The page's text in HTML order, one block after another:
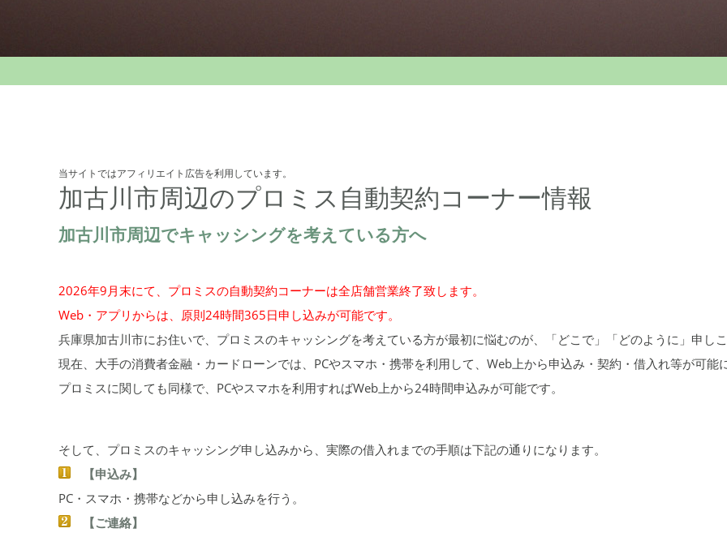
当サイトではアフィリエイト広告を利用しています。
加古川市周辺のプロミス自動契約コーナー情報
加古川市周辺でキャッシングを考えている方へ
2026年9月末にて、プロミスの自動契約コーナーは全店舗営業終了致します。
Web・アプリからは、原則24時間365日申し込みが可能です。
兵庫県加古川市にお住いで、プロミスのキャッシングを考えている方が最初に悩むのが、「どこで」「どのように」申し
現在、大手の消費者金融・カードローンでは、PCやスマホ・携帯を利用して、Web上から申込み・契約・借入れ等が可能
プロミスに関しても同様で、PCやスマホを利用すればWeb上から24時間申込みが可能です。
そして、プロミスのキャッシング申し込みから、実際の借入れまでの手順は下記の通りになります。
【申込み】
PC・スマホ・携帯などから申し込みを行う。
【ご連絡】